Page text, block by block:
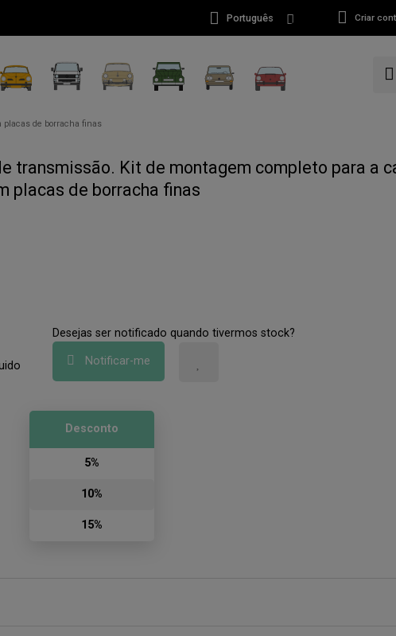
Português Criar
placas de borracha finas
transmissão. Kit de montagem completo para a
placas de borracha finas
Desejas ser notificado quando tivermos stock?
Notificar-me
Desconto
5%
10%
15%